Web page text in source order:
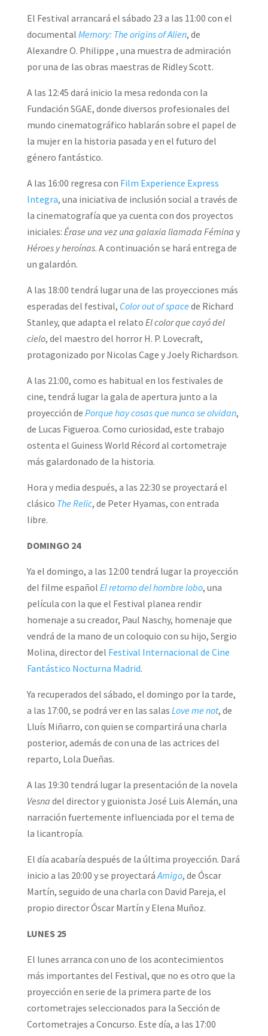
El Festival arrancará el sábado 23 a las 11:00 con el
documental Memory: The origins of Alien, de
Alexandre O. Philippe , una muestra de admiración
por una de las obras maestras de Ridley Scott.
A las 12:45 dará inicio la mesa redonda con la
Fundación SGAE, donde diversos profesionales del
mundo cinematográfico hablarán sobre el papel de
la mujer en la historia pasada y en el futuro del
género fantástico.
A las 16:00 regresa con Film Experience Express
Integra, una iniciativa de inclusión social a través de
la cinematografía que ya cuenta con dos proyectos
iniciales: Érase una vez una galaxia llamada Fémina y
Héroes y heroínas. A continuación se hará entrega de
un galardón.
A las 18:00 tendrá lugar una de las proyecciones más
esperadas del festival, Color out of space de Richard
Stanley, que adapta el relato El color que cayó del
cielo, del maestro del horror H. P. Lovecraft,
protagonizado por Nicolas Cage y Joely Richardson.
A las 21:00, como es habitual en los festivales de
cine, tendrá lugar la gala de apertura junto a la
proyección de Porque hay cosas que nunca se olvidan,
de Lucas Figueroa. Como curiosidad, este trabajo
ostenta el Guiness World Récord al cortometraje
más galardonado de la historia.
Hora y media después, a las 22:30 se proyectará el
clásico The Relic, de Peter Hyamas, con entrada
libre.
DOMINGO 24
Ya el domingo, a las 12:00 tendrá lugar la proyección
del filme español El retorno del hombre lobo, una
película con la que el Festival planea rendir
homenaje a su creador, Paul Naschy, homenaje que
vendrá de la mano de un coloquio con su hijo, Sergio
Molina, director del Festival Internacional de Cine
Fantástico Nocturna Madrid.
Ya recuperados del sábado, el domingo por la tarde,
a las 17:00, se podrá ver en las salas Love me not, de
Lluís Miñarro, con quien se compartirá una charla
posterior, además de con una de las actrices del
reparto, Lola Dueñas.
A las 19:30 tendrá lugar la presentación de la novela
Vesna del director y guionista José Luis Alemán, una
narración fuertemente influenciada por el tema de
la licantropía.
El día acabaría después de la última proyección. Dará
inicio a las 20:00 y se proyectaráAmigo, de Óscar
Martín, seguido de una charla con David Pareja, el
propio director Óscar Martín y Elena Muñoz.
LUNES 25
El lunes arranca con uno de los acontecimientos
más importantes del Festival, que no es otro que la
proyección en serie de la primera parte de los
cortometrajes seleccionados para la Sección de
Cortometrajes a Concurso. Este día, a las 17:00